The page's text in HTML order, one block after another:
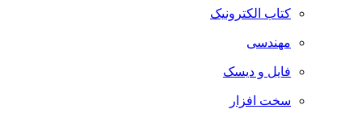
کتاب الکترونیک
مهندسی
فایل و دیسک
سخت افزار